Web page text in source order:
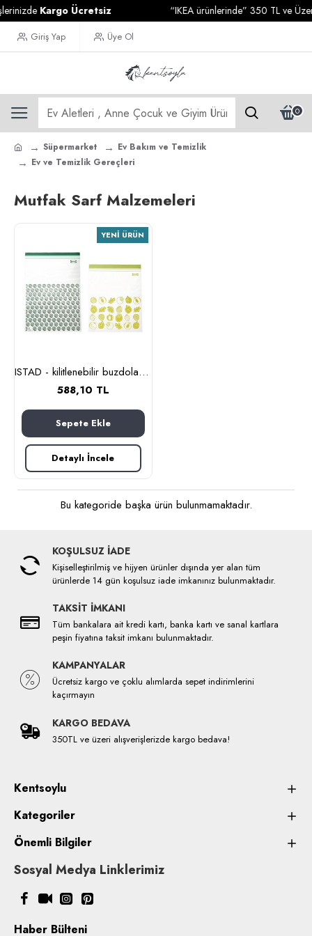
Kargo Ücretsiz “IKEA ürünlerinde” 350 TL ve
Giriş Yap Üye Ol
0
Süpermarket
Ev Bakım ve Temizlik
Ev ve Temizlik Gereçleri
Mutfak Sarf Malzemeleri
YENI ÜRÜN
ISTAD - kilitlenebilir buzdolabı poşeti, 6 lt ve 4,5 lt (yeşil)
588,10 TL
Sepete Ekle
Detaylı İncele
Bu kategoride başka ürün bulunmamaktadır.
KOŞULSUZ İADE
Kişiselleştirilmiş ve hijyen ürünler dışında yer alan tüm
ürünlerde 14 gün koşulsuz iade imkanınız bulunmaktadır.
TAKSİT İMKANI
Tüm bankalara ait kredi kartı, banka kartı ve sanal kartlara
peşin fiyatına taksit imkanı bulunmaktadır.
KAMPANYALAR
Ücretsiz kargo ve çoklu alımlarda sepet indirimlerini
kaçırmayın
KARGO BEDAVA
350TL ve üzeri alışverişlerizde kargo bedava!
Kentsoylu
Kategoriler
Önemli Bilgiler
Sosyal Medya Linklerimiz
Haber Bülteni